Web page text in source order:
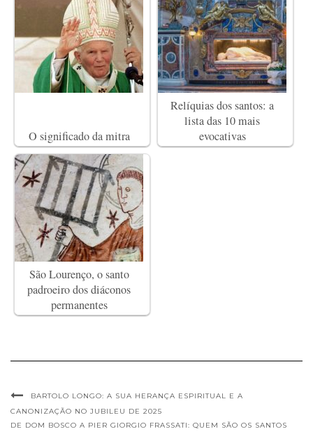
O significado da mitra
Relíquias dos santos: a
lista das 10 mais
evocativas
São Lourenço, o santo
padroeiro dos diáconos
permanentes
BARTOLO LONGO: A SUA HERANÇA ESPIRITUAL E A
CANONIZAÇÃO NO JUBILEU DE 2025
DE DOM BOSCO A PIER GIORGIO FRASSATI: QUEM SÃO OS SANTOS